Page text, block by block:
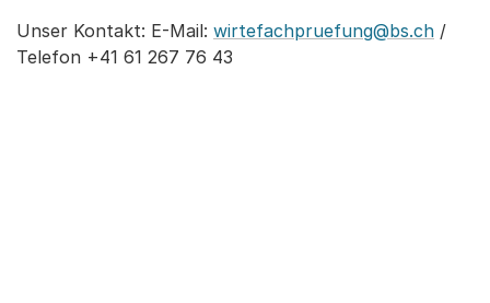
Unser Kontakt: E-Mail: wirtefachpruefung@bs.ch /
Telefon +41 61 267 76 43